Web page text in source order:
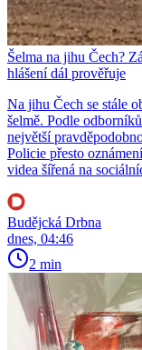
Šelma na jihu Čech?
hlášení dál prověřuje
Na jihu Čech se stále
šelmě. Podle
největší
Policie přesto
videa šířená na
Budějcká Drbna
dnes, 04:46
2 min